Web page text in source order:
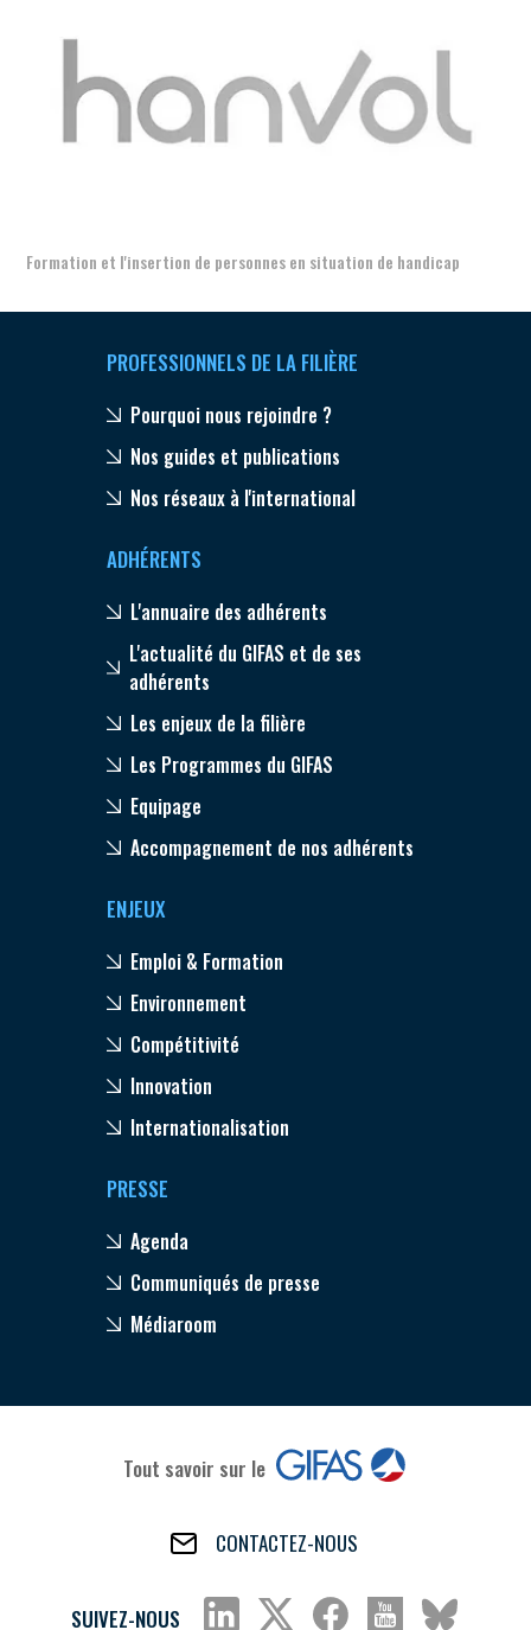
Formation et l'insertion de personnes en situation de handicap
PROFESSIONNELS DE LA FILIÈRE
Pourquoi nous rejoindre ?
Nos guides et publications
Nos réseaux à l'international
ADHÉRENTS
L'annuaire des adhérents
L'actualité du GIFAS et de ses
adhérents
Les enjeux de la filière
Les Programmes du GIFAS
Equipage
Accompagnement de nos adhérents
ENJEUX
Emploi & Formation
Environnement
Compétitivité
Innovation
Internationalisation
PRESSE
Agenda
Communiqués de presse
Médiaroom
Tout savoir sur le
CONTACTEZ-NOUS
SUIVEZ-NOUS